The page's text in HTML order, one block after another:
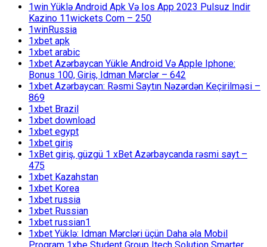
1win Yüklə Android Apk Və Ios App 2023 Pulsuz Indir
Kazino 11wickets Com – 250
1winRussia
1xbet apk
1xbet arabic
1xbet Azərbaycan Yükle Android Və Apple Iphone:
Bonus 100, Giriş, Idman Mərclər – 642
1xbet Azərbaycan: Rəsmi Saytın Nəzərdən Keçirilməsi –
869
1xbet Brazil
1xbet download
1xbet egypt
1xbet giriş
1xBet giriş, güzgü 1 xBet Azərbaycanda rəsmi sayt –
475
1xbet Kazahstan
1xbet Korea
1xbet russia
1xbet Russian
1xbet russian1
1xbet Yüklə: Idman Mərcləri üçün Daha əla Mobil